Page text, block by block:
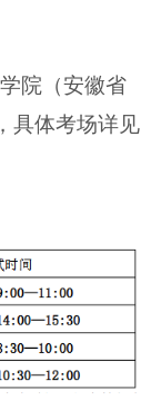
院（安徽省
具体考场详见